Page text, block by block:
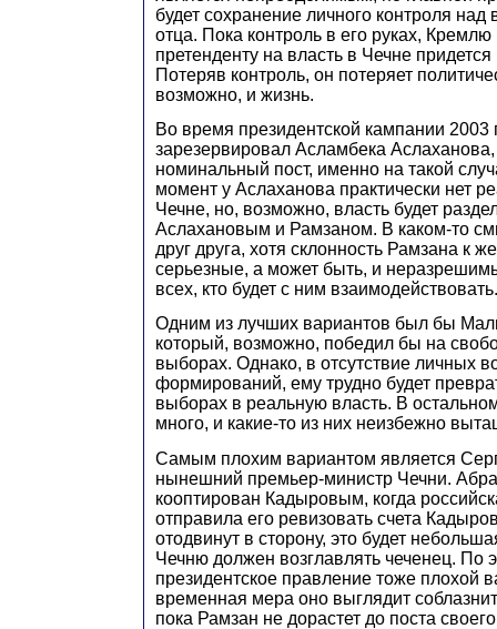
будет сохранение личного контроля над
отца. Пока контроль в его руках,
претенденту на власть в Чечне
Потеряв контроль, он потеряет
возможно, и жизнь.
Во время президентской кампании 2003
зарезервировал Асламбека
номинальный пост, именно на такой
момент у Аслаханова практически нет
Чечне, но, возможно, власть будет
Аслахановым и Рамзаном. В каком-то
друг друга, хотя склонность Рамзана к
серьезные, а может быть, и
всех, кто будет с ним взаимодействовать.
Одним из лучших вариантов был бы
который, возможно, победил бы на
выборах. Однако, в отсутствие личных
формирований, ему трудно будет
выборах в реальную власть. В
много, и какие-то из них неизбежно
Самым плохим вариантом является
нынешний премьер-министр Чечни.
кооптирован Кадыровым, когда
отправила его ревизовать счета
отодвинут в сторону, это будет
Чечню должен возглавлять чеченец. По
президентское правление тоже плохой
временная мера оно выглядит
пока Рамзан не дорастет до поста